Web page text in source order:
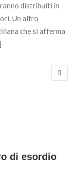
distribuiti in
Un altro
che si afferma
di esordio